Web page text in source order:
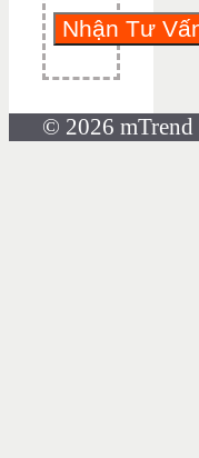
© 2026 mTrend